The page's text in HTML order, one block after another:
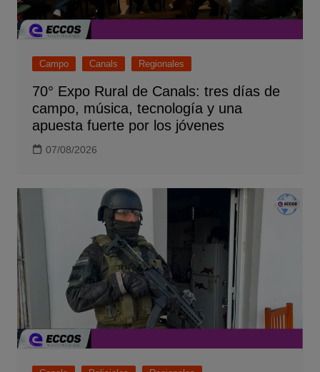
Campo Canals Regionales
70° Expo Rural de Canals: tres días de
campo, música, tecnología y una
apuesta fuerte por los jóvenes
07/08/2026